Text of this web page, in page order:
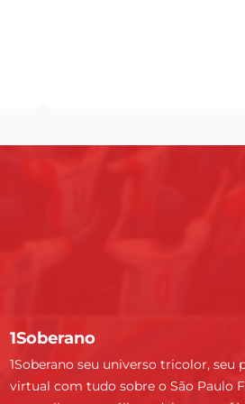
1Soberano
1Soberano seu universo tricolor, seu
virtual com tudo sobre o São Paulo